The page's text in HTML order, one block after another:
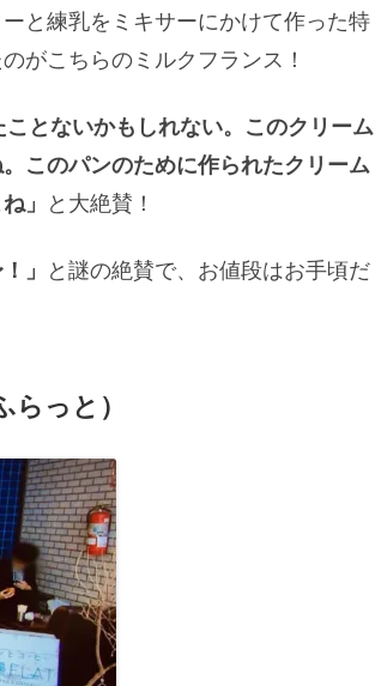
と練乳をミキサーにかけて作った特
がこちらのミルクフランス！
ことないかもしれない。このクリーム
このパンのために作られたクリーム
」 と大絶賛！
」 と謎の絶賛で、お値段はお手頃だ
っと）